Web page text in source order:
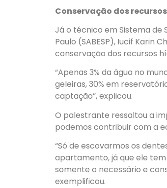
Conservação dos recursos
Já o técnico em Sistema de
Paulo (SABESP), Iucif
conservação dos recursos
“Apenas 3% da água no
geleiras, 30% em
captação”, explicou.
O palestrante ressaltou a
podemos contribuir com a
“Só de escovarmos os
apartamento, já que ele
somente o necessário e
exemplificou.